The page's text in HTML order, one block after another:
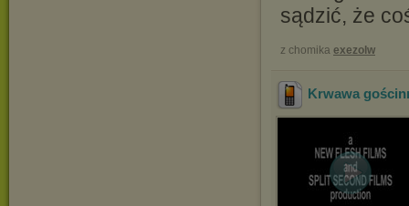
sądzić, że
z chomika exezolw
Krwawa